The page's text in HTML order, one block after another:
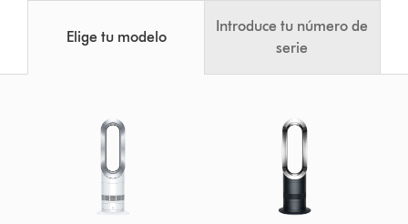
Elige tu modelo
Introduce tu número de
serie